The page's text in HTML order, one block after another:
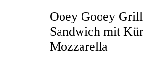
Ooey Gooey
Sandwich mit
Mozzarella